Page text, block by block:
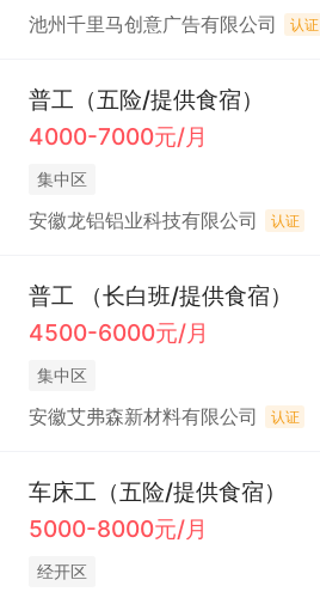
池州千里马创意广告有限公司 认证
普工（五险/提供食宿）
4000-7000元/月
集中区
安徽龙铝铝业科技有限公司 认证
普工 （长白班/提供食宿）
4500-6000元/月
集中区
安徽艾弗森新材料有限公司 认证
车床工（五险/提供食宿）
5000-8000元/月
经开区